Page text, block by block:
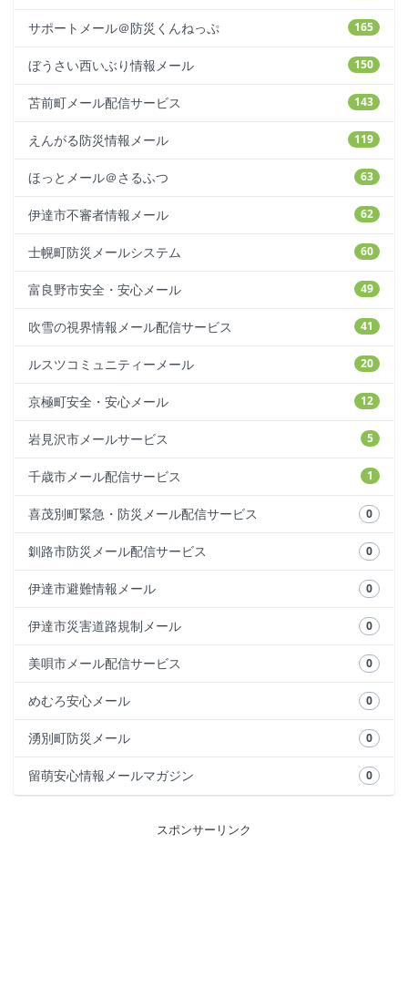
165
サポートメール＠防災くんねっぷ
150
ぼうさい西いぶり情報メール
143
苫前町メール配信サービス
119
えんがる防災情報メール
63
ほっとメール＠さるふつ
62
伊達市不審者情報メール
60
士幌町防災メールシステム
49
富良野市安全・安心メール
41
吹雪の視界情報メール配信サービス
20
ルスツコミュニティーメール
12
京極町安全・安心メール
5
岩見沢市メールサービス
1
千歳市メール配信サービス
0
喜茂別町緊急・防災メール配信サービス
0
釧路市防災メール配信サービス
0
伊達市避難情報メール
0
伊達市災害道路規制メール
0
美唄市メール配信サービス
0
めむろ安心メール
0
湧別町防災メール
0
留萌安心情報メールマガジン
スポンサーリンク